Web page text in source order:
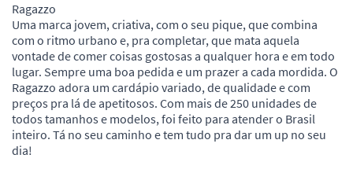
Ragazzo
Uma marca jovem, criativa, com o seu pique, que combina
com o ritmo urbano e, pra completar, que mata aquela
vontade de comer coisas gostosas a qualquer hora e em todo
lugar. Sempre uma boa pedida e um prazer a cada mordida. O
Ragazzo adora um cardápio variado, de qualidade e com
preços pra lá de apetitosos. Com mais de 250 unidades de
todos tamanhos e modelos, foi feito para atender o Brasil
inteiro. Tá no seu caminho e tem tudo pra dar um up no seu
dia!